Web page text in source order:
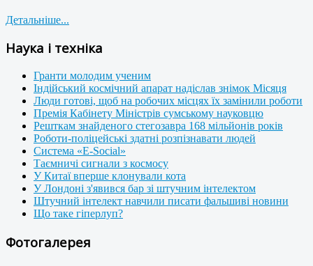
Детальніше...
Наука і техніка
Гранти молодим ученим
Індійський космічний апарат надіслав знімок Місяця
Люди готові, щоб на робочих місцях їх замінили роботи
Премія Кабінету Міністрів сумському науковцю
Решткам знайденого стегозавра 168 мільйонів років
Роботи-поліцейські здатні розпізнавати людей
Система «E-Social»
Таємничі сигнали з космосу
У Китаї вперше клонували кота
У Лондоні з'явився бар зі штучним інтелектом
Штучний інтелект навчили писати фальшиві новини
Що таке гіперлуп?
Фотогалерея